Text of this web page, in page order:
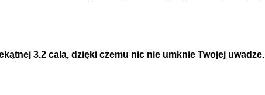
3.2 cala, dzięki czemu nic nie umknie Twojej uwadze.